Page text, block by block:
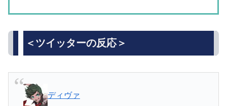
＜ツイッターの反応＞
ディヴァ